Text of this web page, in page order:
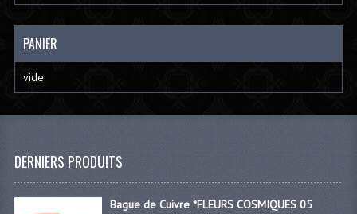
PANIER
vide
DERNIERS PRODUITS
Bague de Cuivre *FLEURS COSMIQUES 05